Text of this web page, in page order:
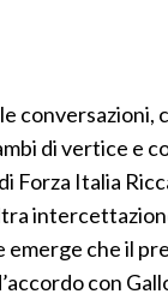
conversazioni,
di vertice e
Forza Italia
emerge che il
con